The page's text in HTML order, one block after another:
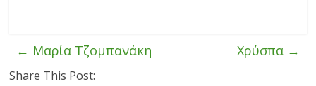
← Μαρία Τζομπανάκη Χρύσπα →
Share This Post: